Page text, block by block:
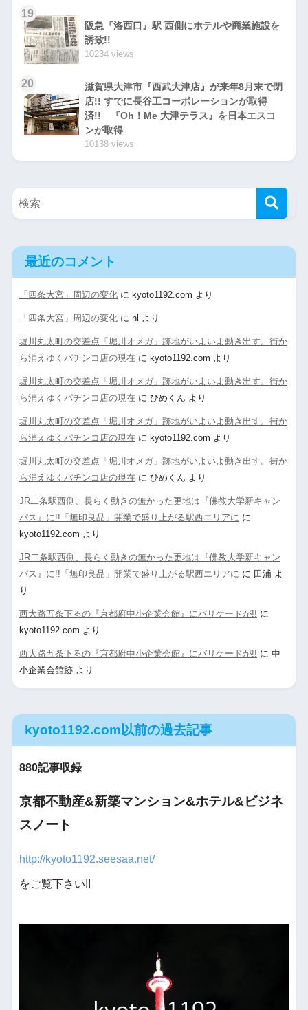
19
阪急『洛西口』駅 西側にホテルや商業施設を
誘致!!
10234 views
20
滋賀県大津市『西武大津店』が来年8月末で閉
店!! すでに長谷工コーポレーションが取得
済!! 『Oh！Me 大津テラス』を日本エスコ
ンが取得
10138 views
最近のコメント
「四条大宮」周辺の変化に kyoto1192.com より
「四条大宮」周辺の変化に nl より
堀川丸太町の交差点「堀川オメガ」跡地がいよいよ動き出す。街か
ら消えゆくパチンコ店の現在 に kyoto1192.com より
堀川丸太町の交差点「堀川オメガ」跡地がいよいよ動き出す。街か
ら消えゆくパチンコ店の現在 に ひめくん より
堀川丸太町の交差点「堀川オメガ」跡地がいよいよ動き出す。街か
ら消えゆくパチンコ店の現在 に kyoto1192.com より
堀川丸太町の交差点「堀川オメガ」跡地がいよいよ動き出す。街か
ら消えゆくパチンコ店の現在 に ひめくん より
JR二条駅西側、長らく動きの無かった更地は『佛教大学新キャン
パス』に!!「無印良品」開業で盛り上がる駅西エリアに に
kyoto1192.com より
JR二条駅西側、長らく動きの無かった更地は『佛教大学新キャン
パス』に!!「無印良品」開業で盛り上がる駅西エリアに に 田浦よ
り
西大路五条下るの『京都府中小企業会館』にバリケードが!! に
kyoto1192.com より
西大路五条下るの『京都府中小企業会館』にバリケードが!! に 中
小企業会館跡より
kyoto1192.com以前の過去記事
880記事収録
京都不動産&新築マンション&ホテル&ビジネ
スノート
http://kyoto1192.seesaa.net/
をご覧下さい!!